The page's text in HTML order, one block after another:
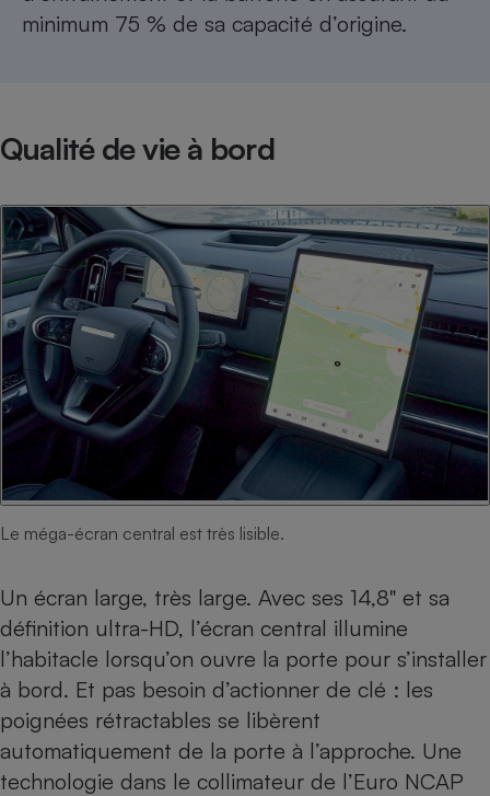
minimum 75 % de sa capacité d’origine.​​​​​
Qualité de vie à bord
Le méga-écran central est très lisible.
Un écran large, très large. Avec ses 14,8" et sa
définition ultra-HD, l’écran central illumine
l’habitacle lorsqu’on ouvre la porte pour s’installer
à bord. Et pas besoin d’actionner de clé : les
poignées rétractables se libèrent
automatiquement de la porte à l’approche. Une
technologie dans le collimateur de l’Euro NCAP
Cafetière à expressos
Robot ménager